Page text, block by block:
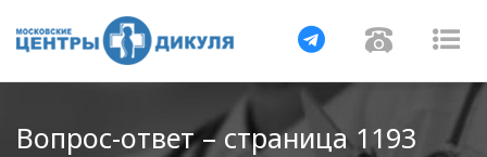
Навигация
Вопрос-ответ – страница 1193